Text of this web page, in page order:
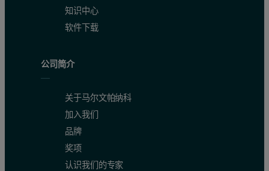
知识中心
软件下载
公司简介
关于马尔文帕纳科
加入我们
品牌
奖项
认识我们的专家